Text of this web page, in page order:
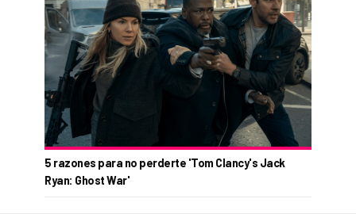
5 razones para no perderte 'Tom Clancy's Jack
Ryan: Ghost War'